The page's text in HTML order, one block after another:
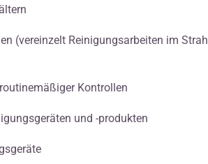
(vereinzelt Reinigungsarbeiten im
Kontrollen
und -produkten